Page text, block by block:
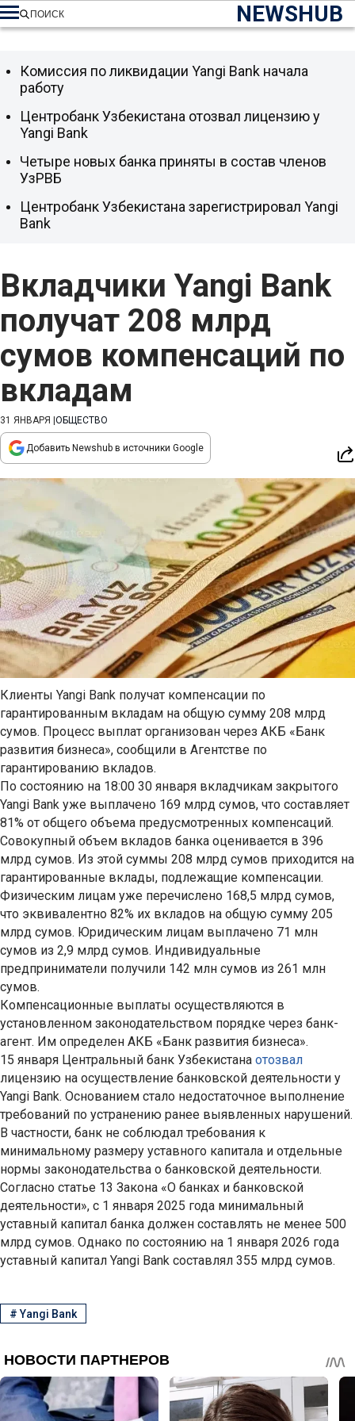
NEWSHUB
ПОИСК
Вкладчики Yangi Bank
получат 208 млрд
сумов компенсаций по
вкладам
31 ЯНВАРЯ ОБЩЕСТВО
Добавить Newshub в источники Google
Клиенты Yangi Bank получат компенсации по
гарантированным вкладам на общую сумму 208 млрд
сумов. Процесс выплат организован через АКБ «Банк
развития бизнеса», сообщили в Агентстве по
гарантированию вкладов.
По состоянию на 18:00 30 января вкладчикам закрытого
Yangi Bank уже выплачено 169 млрд сумов, что составляет
81% от общего объема предусмотренных компенсаций.
Совокупный объем вкладов банка оценивается в 396
млрд сумов. Из этой суммы 208 млрд сумов приходится на
гарантированные вклады, подлежащие компенсации.
Физическим лицам уже перечислено 168,5 млрд сумов,
что эквивалентно 82% их вкладов на общую сумму 205
млрд сумов. Юридическим лицам выплачено 71 млн
сумов из 2,9 млрд сумов. Индивидуальные
предприниматели получили 142 млн сумов из 261 млн
сумов.
Компенсационные выплаты осуществляются в
установленном законодательством порядке через банк-
агент. Им определен АКБ «Банк развития бизнеса».
15 января Центральный банк Узбекистана отозвал
лицензию на осуществление банковской деятельности у
Yangi Bank. Основанием стало недостаточное выполнение
требований по устранению ранее выявленных нарушений.
В частности, банк не соблюдал требования к
минимальному размеру уставного капитала и отдельные
нормы законодательства о банковской деятельности.
Согласно статье 13 Закона «О банках и банковской
деятельности», с 1 января 2025 года минимальный
уставный капитал банка должен составлять не менее 500
млрд сумов. Однако по состоянию на 1 января 2026 года
уставный капитал Yangi Bank составлял 355 млрд сумов.
Комиссия по ликвидации Yangi Bank начала
работу
Центробанк Узбекистана отозвал лицензию у
Yangi Bank
Четыре новых банка приняты в состав членов
УзРВБ
Центробанк Узбекистана зарегистрировал Yangi
Bank
#Yangi Bank